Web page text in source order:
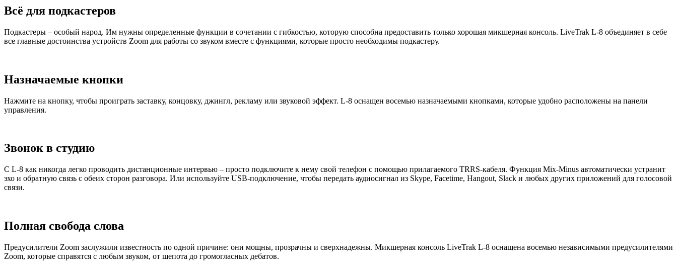
Всё для подкастеров
Подкастеры – особый народ. Им нужны определенные функции в сочетании с гибкостью, которую способна предоставить только хорошая микшерная консоль. LiveTrak L-8 объединяет в себе
все главные достоинства устройств Zoom для работы со звуком вместе с функциями, которые просто необходимы подкастеру.
Назначаемые кнопки
Нажмите на кнопку, чтобы проиграть заставку, концовку, джингл, рекламу или звуковой эффект. L-8 оснащен восемью назначаемыми кнопками, которые удобно расположены на панели
управления.
Звонок в студию
С L-8 как никогда легко проводить дистанционные интервью – просто подключите к нему свой телефон с помощью прилагаемого TRRS-кабеля. Функция Mix-Minus автоматически устранит
эхо и обратную связь с обеих сторон разговора. Или используйте USB-подключение, чтобы передать аудиосигнал из Skype, Facetime, Hangout, Slack и любых других приложений для голосовой
связи.
Полная свобода слова
Предусилители Zoom заслужили известность по одной причине: они мощны, прозрачны и сверхнадежны. Микшерная консоль LiveTrak L‑8 оснащена восемью независимыми предусилителями
Zoom, которые справятся с любым звуком, от шепота до громогласных дебатов.